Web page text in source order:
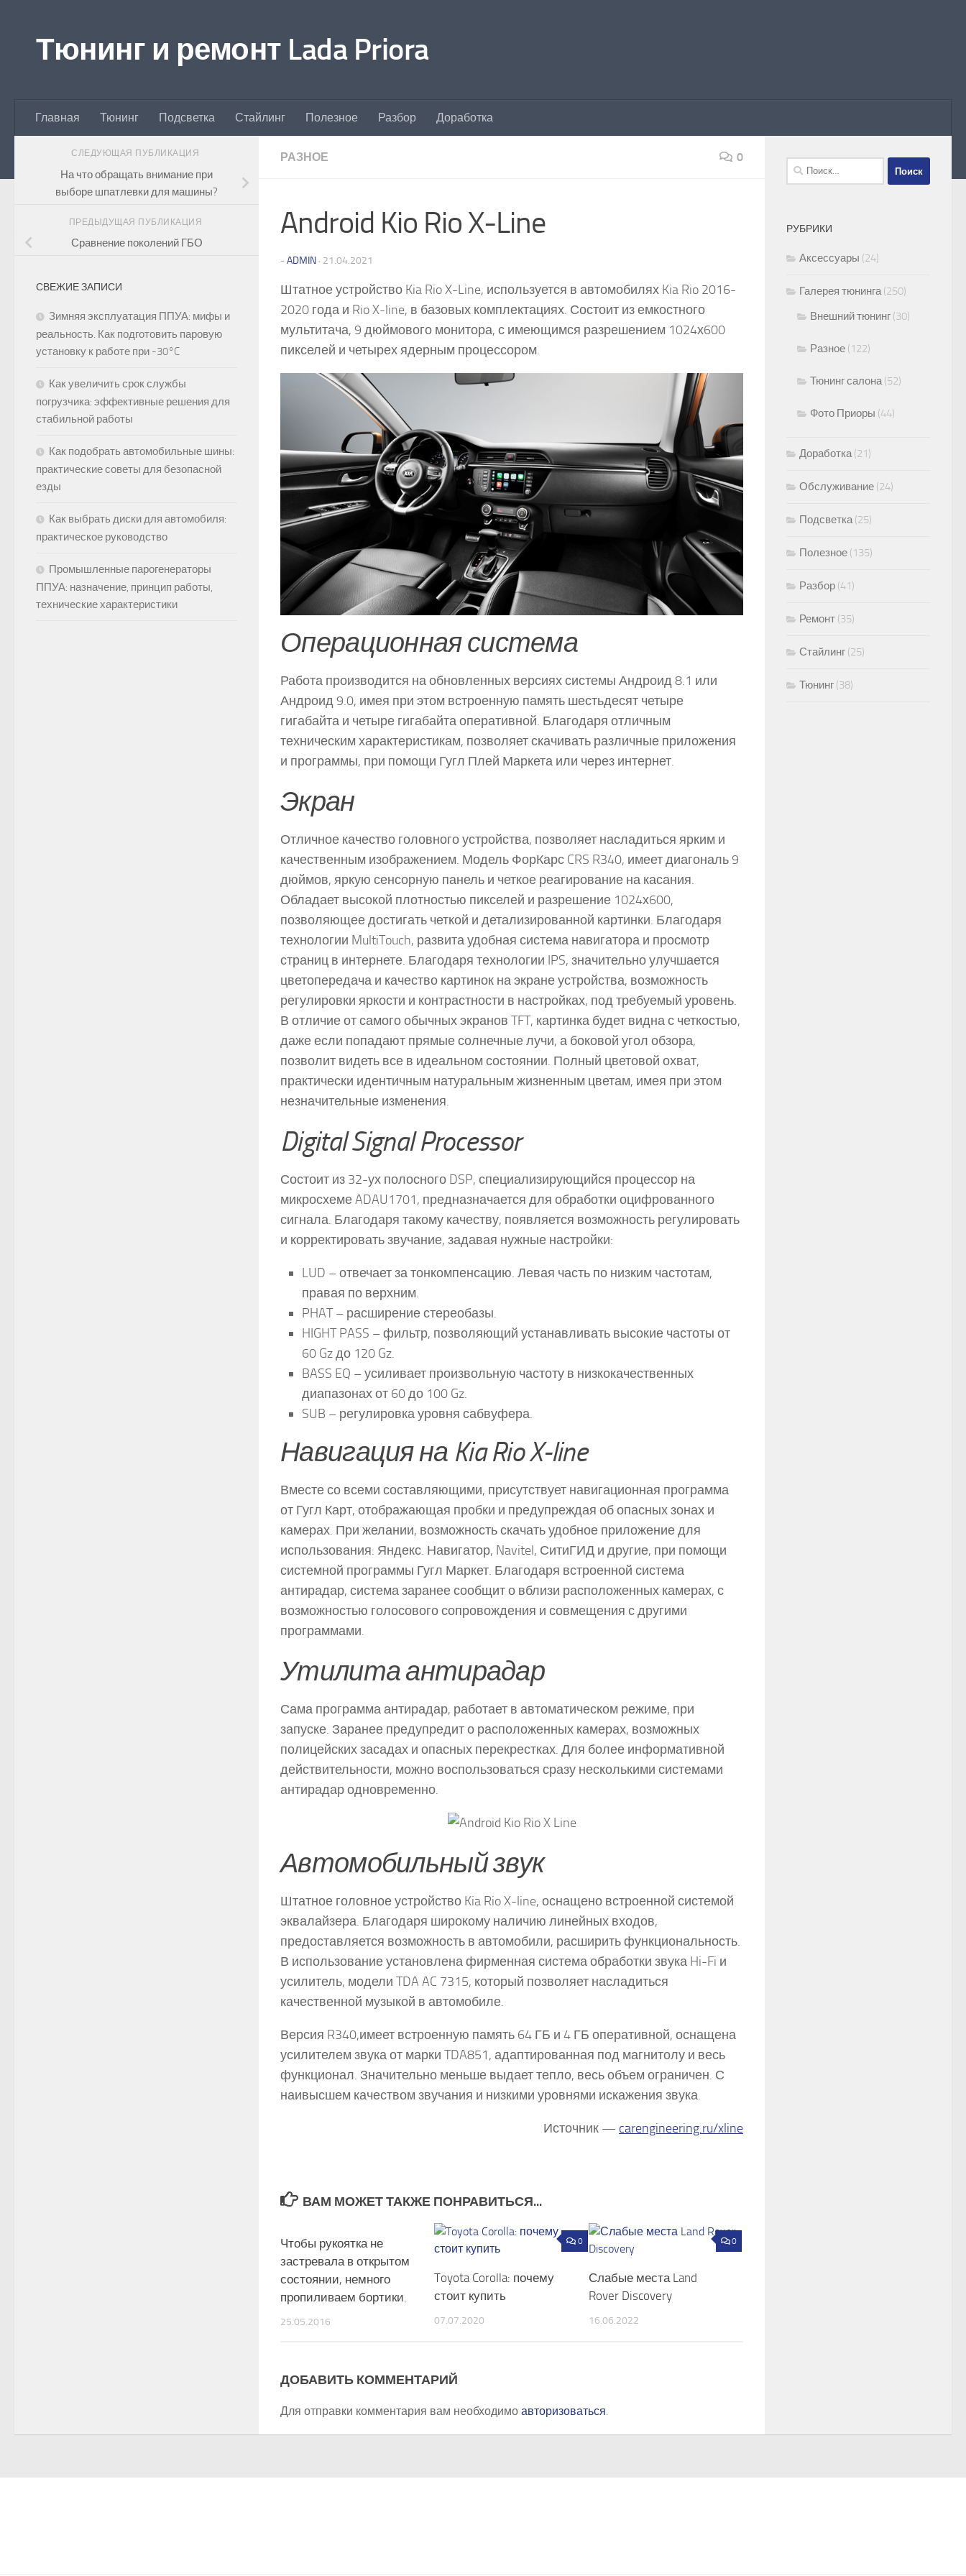
Тюнинг и ремонт Lada Priora
Главная Тюнинг Подсветка Стайлинг Полезное Разбор Доработка
РАЗНОЕ 0
Android Kio Rio X-Line
- ADMIN · 21.04.2021
Штатное устройство Kia Rio X-Line, используется в автомобилях Kia Rio 2016-
2020 года и Rio X-line, в базовых комплектациях. Состоит из емкостного
мультитача, 9 дюймового монитора, с имеющимся разрешением 1024х600
пикселей и четырех ядерным процессором.
Операционная система
Работа производится на обновленных версиях системы Андроид 8.1 или
Андроид 9.0, имея при этом встроенную память шестьдесят четыре
гигабайта и четыре гигабайта оперативной. Благодаря отличным
техническим характеристикам, позволяет скачивать различные приложения
и программы, при помощи Гугл Плей Маркета или через интернет.
Экран
Отличное качество головного устройства, позволяет насладиться ярким и
качественным изображением. Модель ФорКарс CRS R340, имеет диагональ 9
дюймов, яркую сенсорную панель и четкое реагирование на касания.
Обладает высокой плотностью пикселей и разрешение 1024х600,
позволяющее достигать четкой и детализированной картинки. Благодаря
технологии MultiTouch, развита удобная система навигатора и просмотр
страниц в интернете. Благодаря технологии IPS, значительно улучшается
цветопередача и качество картинок на экране устройства, возможность
регулировки яркости и контрастности в настройках, под требуемый уровень.
В отличие от самого обычных экранов TFT, картинка будет видна с четкостью,
даже если попадают прямые солнечные лучи, а боковой угол обзора,
позволит видеть все в идеальном состоянии. Полный цветовой охват,
практически идентичным натуральным жизненным цветам, имея при этом
незначительные изменения.
Digital Signal Processor
Состоит из 32-ух полосного DSP, специализирующийся процессор на
микросхеме ADAU1701, предназначается для обработки оцифрованного
сигнала. Благодаря такому качеству, появляется возможность регулировать
и корректировать звучание, задавая нужные настройки:
LUD – отвечает за тонкомпенсацию. Левая часть по низким частотам,
правая по верхним.
PHAT – расширение стереобазы.
HIGHT PASS – фильтр, позволяющий устанавливать высокие частоты от
60 Gz до 120 Gz.
BASS EQ – усиливает произвольную частоту в низкокачественных
диапазонах от 60 до 100 Gz.
SUB – регулировка уровня сабвуфера.
Навигация на Kia Rio X-line
Вместе со всеми составляющими, присутствует навигационная программа
от Гугл Карт, отображающая пробки и предупреждая об опасных зонах и
камерах. При желании, возможность скачать удобное приложение для
использования: Яндекс. Навигатор, Navitel, СитиГИД и другие, при помощи
системной программы Гугл Маркет. Благодаря встроенной система
антирадар, система заранее сообщит о вблизи расположенных камерах, с
возможностью голосового сопровождения и совмещения с другими
программами.
Утилита антирадар
Сама программа антирадар, работает в автоматическом режиме, при
запуске. Заранее предупредит о расположенных камерах, возможных
полицейских засадах и опасных перекрестках. Для более информативной
действительности, можно воспользоваться сразу несколькими системами
антирадар одновременно.
Автомобильный звук
Штатное головное устройство Kia Rio X-line, оснащено встроенной системой
эквалайзера. Благодаря широкому наличию линейных входов,
предоставляется возможность в автомобили, расширить функциональность.
В использование установлена фирменная система обработки звука Hi-Fi и
усилитель, модели TDA AC 7315, который позволяет насладиться
качественной музыкой в автомобиле.
Версия R340,имеет встроенную память 64 ГБ и 4 ГБ оперативной, оснащена
усилителем звука от марки TDA851, адаптированная под магнитолу и весь
функционал. Значительно меньше выдает тепло, весь объем ограничен. С
наивысшем качеством звучания и низкими уровнями искажения звука.
Источник — carengineering.ru/xline
ВАМ МОЖЕТ ТАКЖЕ ПОНРАВИТЬСЯ...
Чтобы рукоятка не
застревала в открытом
состоянии, немного
пропиливаем бортики.
25.05.2016
0
Toyota Corolla: почему
стоит купить
07.07.2020
0
Слабые места Land
Rover Discovery
16.06.2022
ДОБАВИТЬ КОММЕНТАРИЙ
Для отправки комментария вам необходимо авторизоваться.
СЛЕДУЮЩАЯ ПУБЛИКАЦИЯ
На что обращать внимание при
выборе шпатлевки для машины?
ПРЕДЫДУЩАЯ ПУБЛИКАЦИЯ
Сравнение поколений ГБО
СВЕЖИЕ ЗАПИСИ
Зимняя эксплуатация ППУА: мифы и
реальность. Как подготовить паровую
установку к работе при -30°C
Как увеличить срок службы
погрузчика: эффективные решения для
стабильной работы
Как подобрать автомобильные шины:
практические советы для безопасной
езды
Как выбрать диски для автомобиля:
практическое руководство
Промышленные парогенераторы
ППУА: назначение, принцип работы,
технические характеристики
Найти:
РУБРИКИ
Аксессуары (24)
Галерея тюнинга(250)
Внешний тюнинг (30)
Разное (122)
Тюнинг салона(52)
Фото Приоры (44)
Доработка(21)
Обслуживание (24)
Подсветка(25)
Полезное (135)
Разбор (41)
Ремонт (35)
Стайлинг (25)
Тюнинг (38)